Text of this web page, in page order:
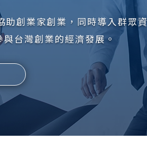
創業家創業，同時導入群眾資
台灣創業的經濟發展。